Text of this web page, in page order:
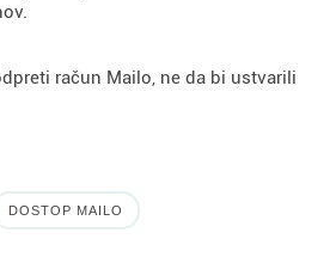
račun Mailo, ne da bi ustvarili
DOSTOP MAILO